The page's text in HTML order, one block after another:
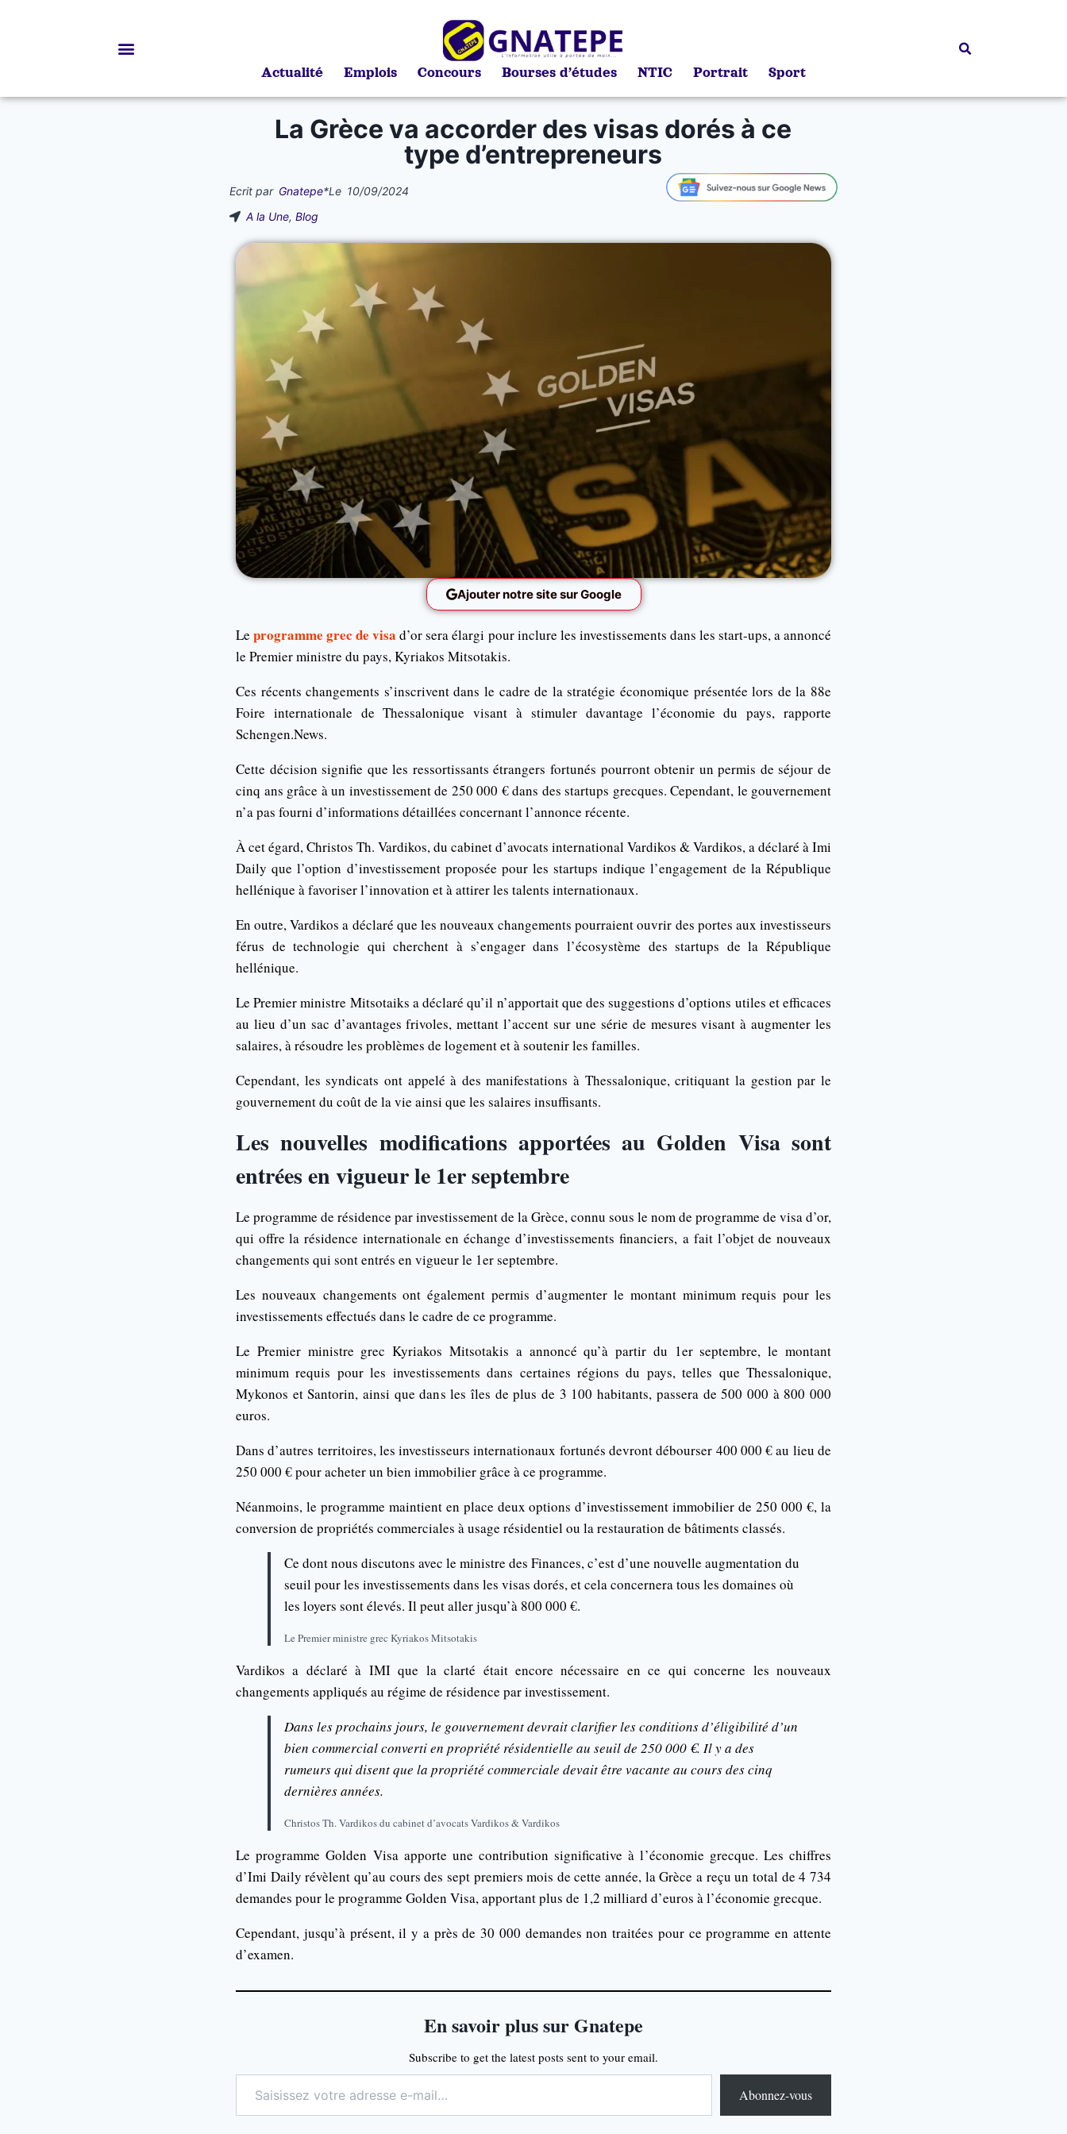
Actualité Emplois Concours Bourses d’études NTIC Portrait Sport
La Grèce va accorder des visas dorés à ce
type d’entrepreneurs
Ecrit par Gnatepe*Le 10/09/2024
A la Une, Blog
Ajouter notre site sur Google
Leprogramme grec de visa d’or sera élargi pour inclure les investissements dans les start-ups, a annoncé
le Premier ministre du pays, Kyriakos Mitsotakis.
Ces récents changements s’inscrivent dans le cadre de la stratégie économique présentée lors de la 88e
Foire internationale de Thessalonique visant à stimuler davantage l’économie du pays, rapporte
Schengen.News.
Cette décision signifie que les ressortissants étrangers fortunés pourront obtenir un permis de séjour de
cinq ans grâce à un investissement de 250 000 € dans des startups grecques. Cependant, le gouvernement
n’a pas fourni d’informations détaillées concernant l’annonce récente.
À cet égard, Christos Th. Vardikos, du cabinet d’avocats international Vardikos & Vardikos, a déclaré à Imi
Daily que l’option d’investissement proposée pour les startups indique l’engagement de la République
hellénique à favoriser l’innovation et à attirer les talents internationaux.
En outre, Vardikos a déclaré que les nouveaux changements pourraient ouvrir des portes aux investisseurs
férus de technologie qui cherchent à s’engager dans l’écosystème des startups de la République
hellénique.
Le Premier ministre Mitsotaiks a déclaré qu’il n’apportait que des suggestions d’options utiles et efficaces
au lieu d’un sac d’avantages frivoles, mettant l’accent sur une série de mesures visant à augmenter les
salaires, à résoudre les problèmes de logement et à soutenir les familles.
Cependant, les syndicats ont appelé à des manifestations à Thessalonique, critiquant la gestion par le
gouvernement du coût de la vie ainsi que les salaires insuffisants.
Les nouvelles modifications apportées au Golden Visa sont
entrées en vigueur le 1er septembre
Le programme de résidence par investissement de la Grèce, connu sous le nom de programme de visa d’or,
qui offre la résidence internationale en échange d’investissements financiers, a fait l’objet de nouveaux
changements qui sont entrés en vigueur le 1er septembre.
Les nouveaux changements ont également permis d’augmenter le montant minimum requis pour les
investissements effectués dans le cadre de ce programme.
Le Premier ministre grec Kyriakos Mitsotakis a annoncé qu’à partir du 1er septembre, le montant
minimum requis pour les investissements dans certaines régions du pays, telles que Thessalonique,
Mykonos et Santorin, ainsi que dans les îles de plus de 3 100 habitants, passera de 500 000 à 800 000
euros.
Dans d’autres territoires, les investisseurs internationaux fortunés devront débourser 400 000 € au lieu de
250 000 € pour acheter un bien immobilier grâce à ce programme.
Néanmoins, le programme maintient en place deux options d’investissement immobilier de 250 000 €, la
conversion de propriétés commerciales à usage résidentiel ou la restauration de bâtiments classés.
Ce dont nous discutons avec le ministre des Finances, c’est d’une nouvelle augmentation du
seuil pour les investissements dans les visas dorés, et cela concernera tous les domaines où
les loyers sont élevés. Il peut aller jusqu’à 800 000 €.
Le Premier ministre grec Kyriakos Mitsotakis
Vardikos a déclaré à IMI que la clarté était encore nécessaire en ce qui concerne les nouveaux
changements appliqués au régime de résidence par investissement.
Dans les prochains jours, le gouvernement devrait clarifier les conditions d’éligibilité d’un
bien commercial converti en propriété résidentielle au seuil de 250 000 €. Il y a des
rumeurs qui disent que la propriété commerciale devait être vacante au cours des cinq
dernières années.
Christos Th. Vardikos du cabinet d’avocats Vardikos & Vardikos
Le programme Golden Visa apporte une contribution significative à l’économie grecque. Les chiffres
d’Imi Daily révèlent qu’au cours des sept premiers mois de cette année, la Grèce a reçu un total de 4 734
demandes pour le programme Golden Visa, apportant plus de 1,2 milliard d’euros à l’économie grecque.
Cependant, jusqu’à présent, il y a près de 30 000 demandes non traitées pour ce programme en attente
d’examen.
En savoir plus sur Gnatepe
Subscribe to get the latest posts sent to your email.
Abonnez-vous